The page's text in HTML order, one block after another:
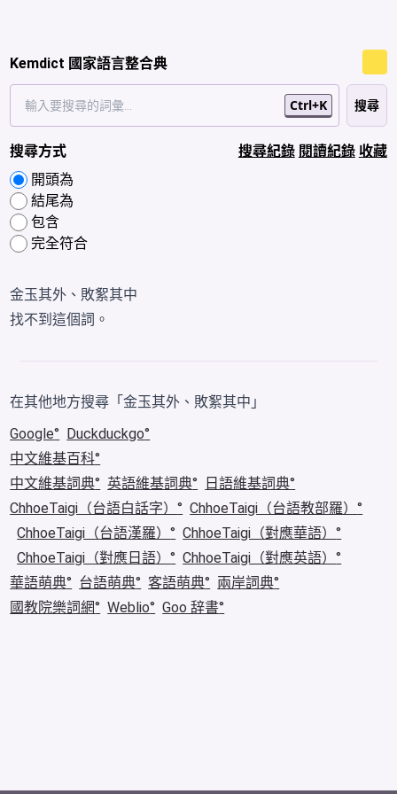
Kemdict 國家語言整合典
Ctrl+K
搜尋方式
開頭為
結尾為
包含
完全符合
搜尋紀錄 閱讀紀錄 收藏
金玉其外、敗絮其中
找不到這個詞。
在其他地方搜尋「金玉其外、敗絮其中」
Google
Duckduckgo
中文維基百科
中文維基詞典
英語維基詞典
日語維基詞典
ChhoeTaigi（台語白話字）
ChhoeTaigi（台語教部羅）
ChhoeTaigi（台語漢羅）
ChhoeTaigi（對應華語）
ChhoeTaigi（對應日語）
ChhoeTaigi（對應英語）
華語萌典
台語萌典 客語萌典
兩岸詞典
國教院樂詞網
Weblio Goo 辞書